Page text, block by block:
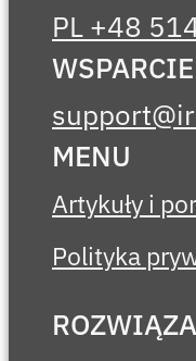
PL +48
WSPARCIE
MENU
Artykuły i
Polityka